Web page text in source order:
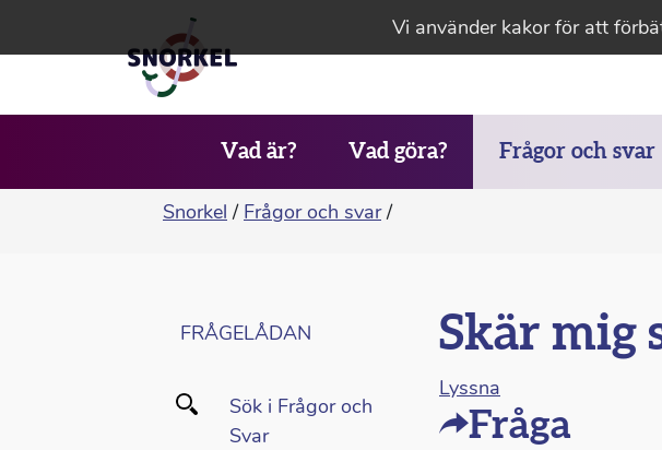
Vi använder kakor för att
Vad är? Vad göra? Frågor och svar
Snorkel / Frågor och svar /
FRÅGELÅDAN
Sök i Frågor och
Svar
Skär mig
Lyssna
Fråga